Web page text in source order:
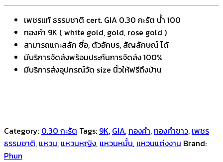
$56,000.$28,000.
เพชรแท้ ธรรมชาติ cert. GIA 0.30 กะรัต น้ำ 100
ทองคำ 9K ( white gold, gold, rose gold )
สามารถแกะสลัก ชื่อ, ตัวอักษร, สัญลักษณ์ ได้
มีบริการจัดส่งพร้อมประกันการจัดส่ง 100%
มีบริการส่งอุปกรณ์วัด size นิ้วให้ฟรีถึงบ้าน
Category: 0.30 กะรัต Tags: 9K, GIA, ทองคำ, ทองคำขาว, เพชร
ธรรมชาติ, แหวน, แหวนหญิง, แหวนหมั้น, แหวนแต่งงาน Brand:
Phun